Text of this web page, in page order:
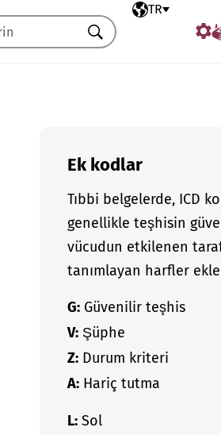
Seçili dil
TR
Ara
Ek kodlar
Tıbbi belgelerde, ICD
genellikle teşhisin
vücudun etkilenen
tanımlayan harfler
G:Güvenilir teşhis
V:Şüphe
Z:Durum kriteri
A:Hariç tutma
L:Sol